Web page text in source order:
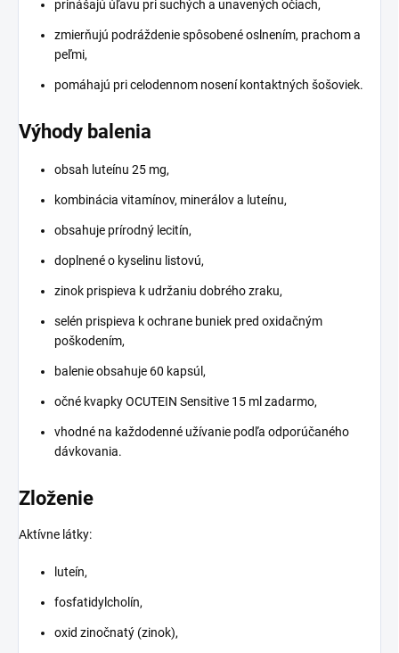
prinášajú úľavu pri suchých a unavených očiach,
zmierňujú podráždenie spôsobené oslnením, prachom a
peľmi,
pomáhajú pri celodennom nosení kontaktných šošoviek.
Výhody balenia
obsah luteínu 25 mg,
kombinácia vitamínov, minerálov a luteínu,
obsahuje prírodný lecitín,
doplnené o kyselinu listovú,
zinok prispieva k udržaniu dobrého zraku,
selén prispieva k ochrane buniek pred oxidačným
poškodením,
balenie obsahuje 60 kapsúl,
očné kvapky OCUTEIN Sensitive 15 ml zadarmo,
vhodné na každodenné užívanie podľa odporúčaného
dávkovania.
Zloženie
Aktívne látky:
luteín,
fosfatidylcholín,
oxid zinočnatý (zinok),